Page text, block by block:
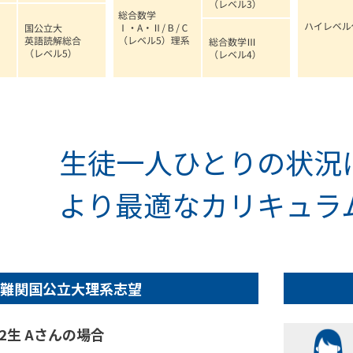
生徒一人ひとりの状
より最適なカリキュ
難関国公立大理系志望
生 Aさんの場合